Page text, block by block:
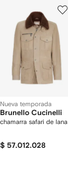
Nueva temporada
Brunello Cucinelli
chamarra safari de lana
$ 57.012.028